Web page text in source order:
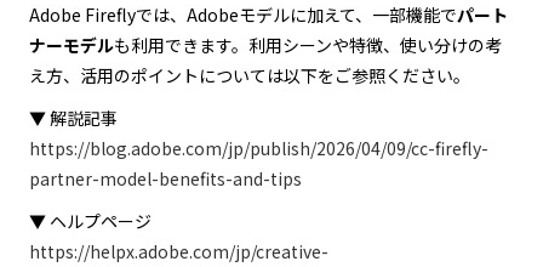
Adobe Fireflyでは、Adobeモデルに加えて、一部機能でパート
ナーモデルも利用できます。利用シーンや特徴、使い分けの考
え方、活用のポイントについては以下をご参照ください。
▼ 解説記事
https://blog.adobe.com/jp/publish/2026/04/09/cc-firefly-
partner-model-benefits-and-tips
▼ ヘルプページ
https://helpx.adobe.com/jp/creative-